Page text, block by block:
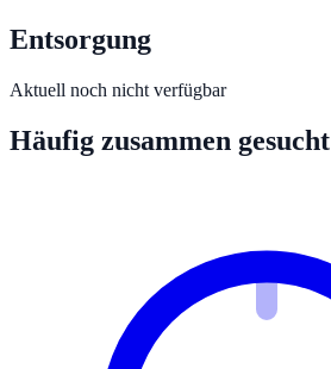
Entsorgung
Aktuell noch nicht verfügbar
Häufig zusammen gesucht